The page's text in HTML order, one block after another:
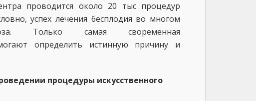
проводится около 20 тыс процедур
успех лечения бесплодия во многом
Только самая своременная
определить истинную причину и
процедуры искусственного